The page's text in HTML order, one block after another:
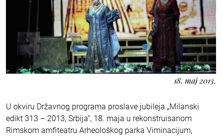
18. maj 2013.
U okviru Državnog programa proslave jubileja „Milanski
edikt 313 – 2013, Srbija“, 18. maja u rekonstruisanom
Rimskom amfiteatru Arheološkog parka Viminacijum,